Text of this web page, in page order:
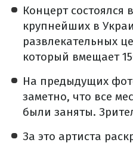
Концерт состоялся
крупнейших в
развлекательных
который вмещает
На предыдущих
заметно, что все
были заняты.
За это артиста